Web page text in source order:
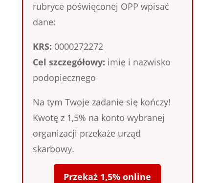
rubryce poświęconej OPP wpisać
dane:
KRS: 0000272272
Cel szczegółowy: imię i nazwisko
podopiecznego
Na tym Twoje zadanie się kończy!
Kwotę z 1,5% na konto wybranej
organizacji przekaże urząd
skarbowy.
Przekaż 1,5% online